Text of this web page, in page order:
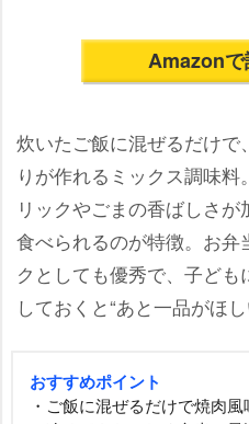
Amazonで
炊いたご飯に混ぜるだけ
りが作れるミックス調味
リックやごまの香ばしさが
食べられるのが特徴。お弁
クとしても優秀で、子ど
しておくと“あと一品がほ
おすすめポイント
・ご飯に混ぜるだけで焼肉